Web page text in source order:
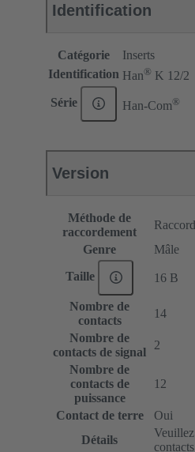
Identification
Catégorie
Inserts
Identification Han® K 12/2
Série Han-Com®
Version
Méthode de
raccordement
Genre
Mâle
Taille 16 B
Nombre de
contacts
14
Nombre de
contacts de signal
2
Nombre de
contacts de
puissance
12
Contact de terre
Oui
Détails